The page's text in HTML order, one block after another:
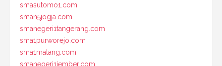
smasutomo1.com
sman5jogja.com
smanegeri1tangerang.com
sma1purworejo.com
sma1malang.com
smanegeri1jember.com